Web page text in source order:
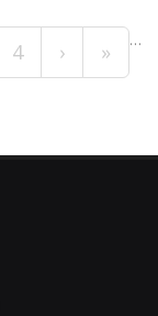
4 …
› »